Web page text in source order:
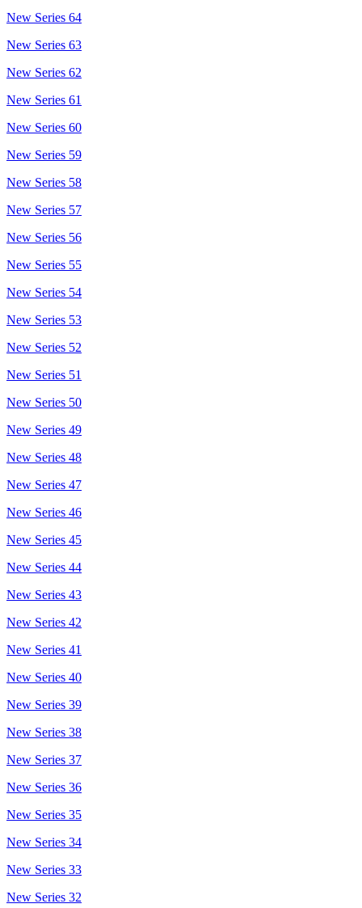
New Series 64
New Series 63
New Series 62
New Series 61
New Series 60
New Series 59
New Series 58
New Series 57
New Series 56
New Series 55
New Series 54
New Series 53
New Series 52
New Series 51
New Series 50
New Series 49
New Series 48
New Series 47
New Series 46
New Series 45
New Series 44
New Series 43
New Series 42
New Series 41
New Series 40
New Series 39
New Series 38
New Series 37
New Series 36
New Series 35
New Series 34
New Series 33
New Series 32